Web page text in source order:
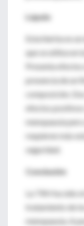
Lúpulo
Esta hierba es
que se utiliza en
Presenta
presencia de un
composición.
efectos
menopausia
requieren más
seguridad.
Conclusión
La TRH ha sido
tratamiento de
menopausia. A